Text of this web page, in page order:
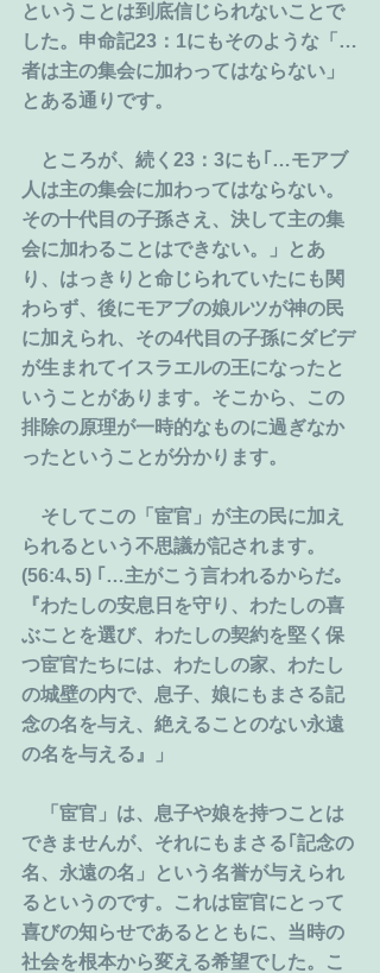
ということは到底信じられないことで
した。申命記23：1にもそのような「…
者は主の集会に加わってはならない」
とある通りです。
ところが、続く23：3にも｢…モアブ
人は主の集会に加わってはならない。
その十代目の子孫さえ、決して主の集
会に加わることはできない。」とあ
り、はっきりと命じられていたにも関
わらず、後にモアブの娘ルツが神の民
に加えられ、その4代目の子孫にダビデ
が生まれてイスラエルの王になったと
いうことがあります。そこから、この
排除の原理が一時的なものに過ぎなか
ったということが分かります。
そしてこの「宦官」が主の民に加え
られるという不思議が記されます。
(56:4､5) ｢…主がこう言われるからだ｡
『わたしの安息日を守り、わたしの喜
ぶことを選び、わたしの契約を堅く保
つ宦官たちには、わたしの家、わたし
の城壁の内で、息子、娘にもまさる記
念の名を与え、絶えることのない永遠
の名を与える』」
「宦官」は、息子や娘を持つことは
できませんが、それにもまさる｢記念の
名、永遠の名」という名誉が与えられ
るというのです。これは宦官にとって
喜びの知らせであるとともに、当時の
社会を根本から変える希望でした。こ